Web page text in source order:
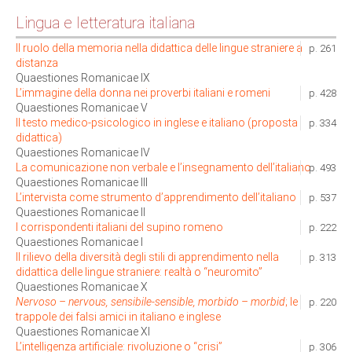
Lingua e letteratura italiana
p. 261
Il ruolo della memoria nella didattica delle lingue straniere a
distanza
Quaestiones Romanicae IX
p. 428
L’immagine della donna nei proverbi italiani e romeni
Quaestiones Romanicae V
p. 334
Il testo medico-psicologico in inglese e italiano (proposta
didattica)
Quaestiones Romanicae IV
p. 493
La comunicazione non verbale e l’insegnamento dell’italiano
Quaestiones Romanicae III
p. 537
L’intervista come strumento d’apprendimento dell’italiano
Quaestiones Romanicae II
p. 222
I corrispondenti italiani del supino romeno
Quaestiones Romanicae I
p. 313
Il rilievo della diversità degli stili di apprendimento nella
didattica delle lingue straniere: realtà o “neuromito”
Quaestiones Romanicae X
p. 220
Nervoso – nervous, sensibile-sensible, morbido – morbid; le
trappole dei falsi amici in italiano e inglese
Quaestiones Romanicae XI
p. 306
L’intelligenza artificiale: rivoluzione o “crisi”